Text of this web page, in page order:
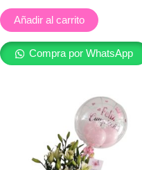
Añadir al carrito
Compra por WhatsApp